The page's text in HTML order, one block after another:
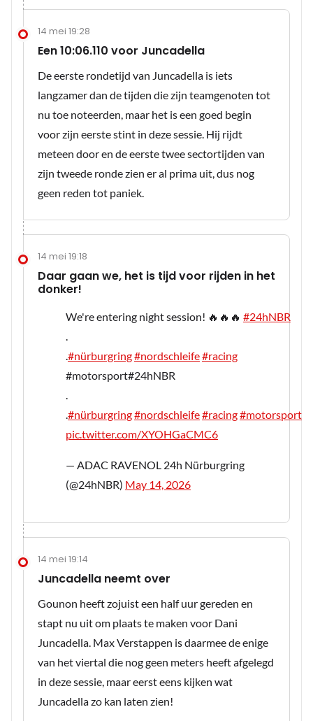
14 mei 19:28
Een 10:06.110 voor Juncadella
De eerste rondetijd van Juncadella is iets
langzamer dan de tijden die zijn teamgenoten tot
nu toe noteerden, maar het is een goed begin
voor zijn eerste stint in deze sessie. Hij rijdt
meteen door en de eerste twee sectortijden van
zijn tweede ronde zien er al prima uit, dus nog
geen reden tot paniek.
14 mei 19:18
Daar gaan we, het is tijd voor rijden in het
donker!
We're entering night session! 🔥🔥🔥 #24hNBR
.
.#nürburgring#nordschleife#racing
#motorsport#24hNBR
.
.#nürburgring#nordschleife#racing#motorsport
pic.twitter.com/XYOHGaCMC6
— ADAC RAVENOL 24h Nürburgring
(@24hNBR) May 14, 2026
14 mei 19:14
Juncadella neemt over
Gounon heeft zojuist een half uur gereden en
stapt nu uit om plaats te maken voor Dani
Juncadella. Max Verstappen is daarmee de enige
van het viertal die nog geen meters heeft afgelegd
in deze sessie, maar eerst eens kijken wat
Juncadella zo kan laten zien!